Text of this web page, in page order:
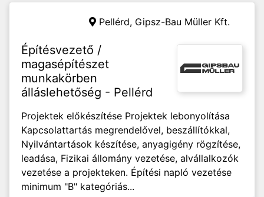
Pellérd, Gipsz-Bau Müller Kft.
Építésvezető /
magasépítészet
munkakörben
álláslehetőség - Pellérd
Projektek előkészítése Projektek lebonyolítása
Kapcsolattartás megrendelővel, beszállítókkal,
Nyilvántartások készítése, anyagigény rögzítése,
leadása, Fizikai állomány vezetése, alvállalkozók
vezetése a projekteken. Építési napló vezetése
minimum "B" kategóriás...